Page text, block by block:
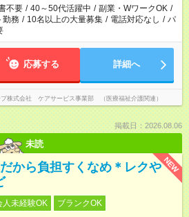
不要 / 40～50代活躍中 / 副業・WワークOK /
勤務 / 10名以上の大量募集 / 電話対応なし / パ
応募する 詳細へ
プ株式会社 ケアサービス事業部 （医療福祉介護関連）
掲載日：2026.08.06
未読
NEW
から負担すくなめ＊レクや
人未経験OK
ブランクOK